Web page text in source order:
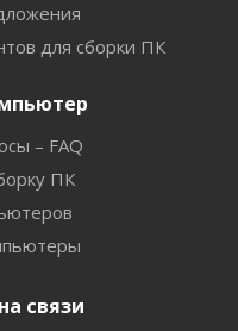
для сборки ПК
– FAQ
ПК
связи